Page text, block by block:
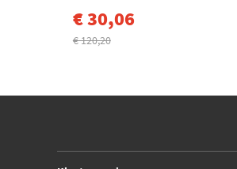
€ 30,06
€ 120,20